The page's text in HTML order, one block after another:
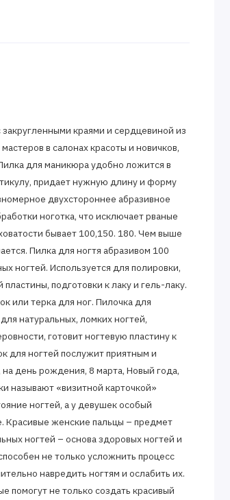
краями и сердцевиной из
в салонах красоты и новичков,
для маникюра удобно ложится в
придает нужную длину и форму
двухстороннее абразивное
ноготка, что исключает рваные
бывает 100,150. 180. Чем выше
Пилка для ногтя абразивом 100
ногтей. Используется для полировки,
подготовки к лаку и гель-лаку.
или терка для ног. Пилочка для
натуральных, ломких ногтей,
готовит ногтевую пластину к
для ногтей послужит приятным и
день рождения, 8 марта, Новый года,
называют «визитной карточкой»
ногтей, а у девушек особый
Красивые женские пальцы – предмет
ногтей – основа здоровых ногтей и
не только усложнить процесс
навредить ногтям и ослабить их.
помогут не только создать красивый